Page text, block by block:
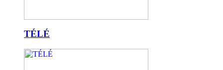
TÉLÉ